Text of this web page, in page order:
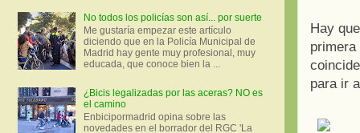
Hay
para ir
No todos los policías son así... por suerte
Me gustaría empezar este artículo
diciendo que en la Policía Municipal de
Madrid hay gente muy profesional, muy
educada, que conoce bien la ...
¿Bicis legalizadas por las aceras? NO es
el camino
Enbicipormadrid opina sobre las
novedades en el borrador del RGC 'La